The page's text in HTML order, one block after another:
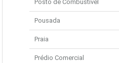
Posto de Combustível
Pousada
Praia
Prédio Comercial